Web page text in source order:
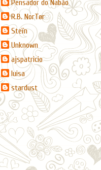
Pensador do Nabão
R.B. NorTør
Steïn
Unknown
ajspatricio
luisa
stardust